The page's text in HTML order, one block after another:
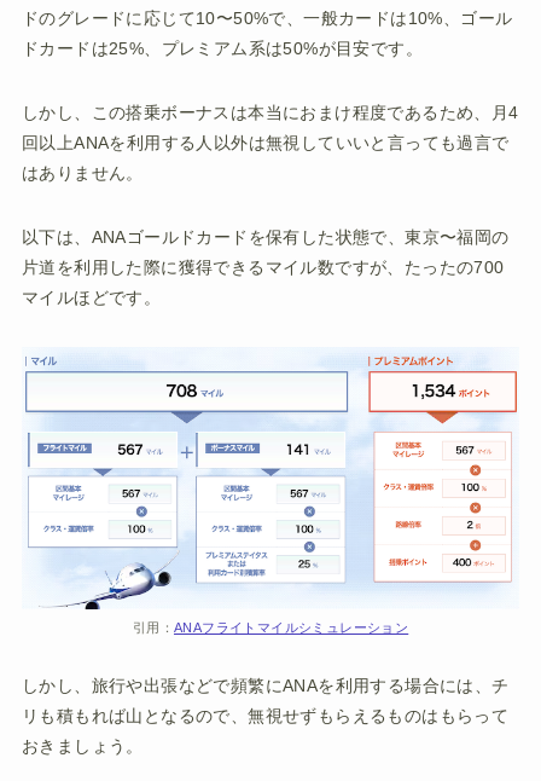
ドのグレードに応じて10〜50%で、一般カードは10%、ゴール
ドカードは25%、プレミアム系は50%が目安です。
しかし、この搭乗ボーナスは本当におまけ程度であるため、月4
回以上ANAを利用する人以外は無視していいと言っても過言で
はありません。
以下は、ANAゴールドカードを保有した状態で、東京〜福岡の
片道を利用した際に獲得できるマイル数ですが、たったの700
マイルほどです。
引用： ANAフライトマイルシミュレーション
しかし、旅行や出張などで頻繁にANAを利用する場合には、チ
リも積もれば山となるので、無視せずもらえるものはもらって
おきましょう。